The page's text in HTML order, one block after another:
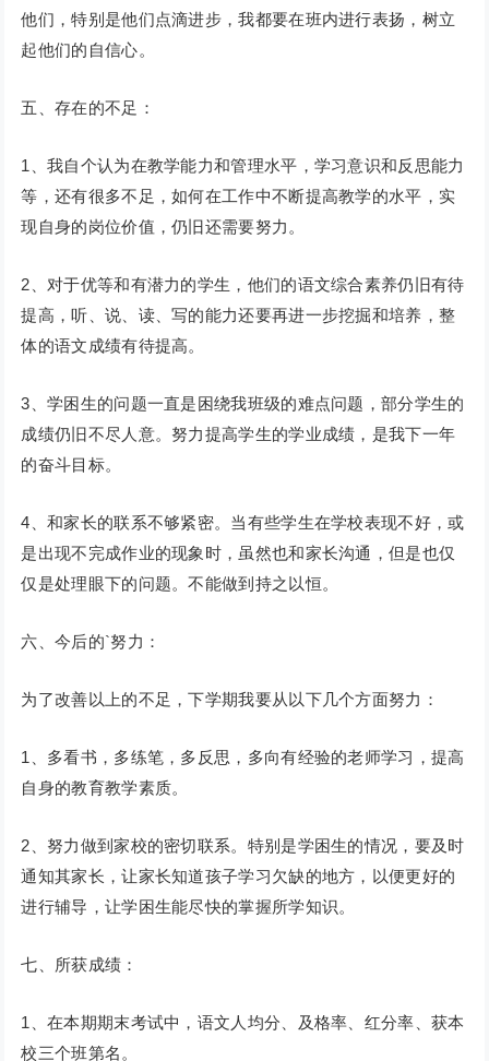
他们，特别是他们点滴进步，我都要在班内进行表扬，树立
起他们的自信心。
五、存在的不足：
1、我自个认为在教学能力和管理水平，学习意识和反思能力
等，还有很多不足，如何在工作中不断提高教学的水平，实
现自身的岗位价值，仍旧还需要努力。
2、对于优等和有潜力的学生，他们的语文综合素养仍旧有待
提高，听、说、读、写的能力还要再进一步挖掘和培养，整
体的语文成绩有待提高。
3、学困生的问题一直是困绕我班级的难点问题，部分学生的
成绩仍旧不尽人意。努力提高学生的学业成绩，是我下一年
的奋斗目标。
4、和家长的联系不够紧密。当有些学生在学校表现不好，或
是出现不完成作业的现象时，虽然也和家长沟通，但是也仅
仅是处理眼下的问题。不能做到持之以恒。
六、今后的`努力：
为了改善以上的不足，下学期我要从以下几个方面努力：
1、多看书，多练笔，多反思，多向有经验的老师学习，提高
自身的教育教学素质。
2、努力做到家校的密切联系。特别是学困生的情况，要及时
通知其家长，让家长知道孩子学习欠缺的地方，以便更好的
进行辅导，让学困生能尽快的掌握所学知识。
七、所获成绩：
1、在本期期末考试中，语文人均分、及格率、红分率、获本
校三个班第名。